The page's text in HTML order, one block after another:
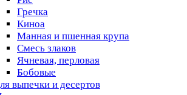
Гречка
Киноа
Манная и пшенная крупа
Смесь злаков
Ячневая, перловая
Бобовые
выпечки и десертов